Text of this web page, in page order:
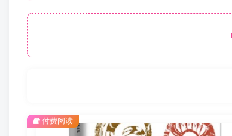
付费阅读